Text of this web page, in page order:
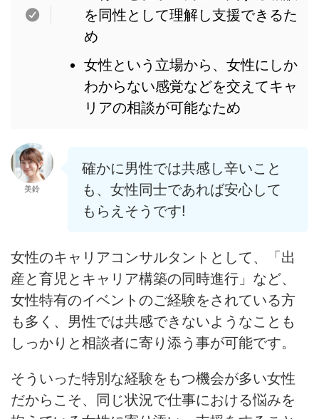
を同性として理解し支援できるた
め
女性という立場から、女性にしか
わからない感覚などを交えてキャ
リアの相談が可能なため
美鈴
確かに男性では共感し辛いこと
も、女性同士であれば安心して
もらえそうです!
女性のキャリアコンサルタントとして、「出
産と育児とキャリア構築の同時進行」など、
女性特有のイベントのご経験をされている方
も多く、 男性では共感できないようなことも
しっかりと相談者に寄り添う事が可能です。
そういった特別な経験をもつ機会が多い女性
だからこそ、同じ状況で仕事における悩みを